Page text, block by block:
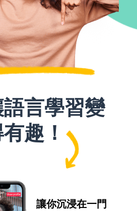
言學習變
趣！
讓你沉浸在一門